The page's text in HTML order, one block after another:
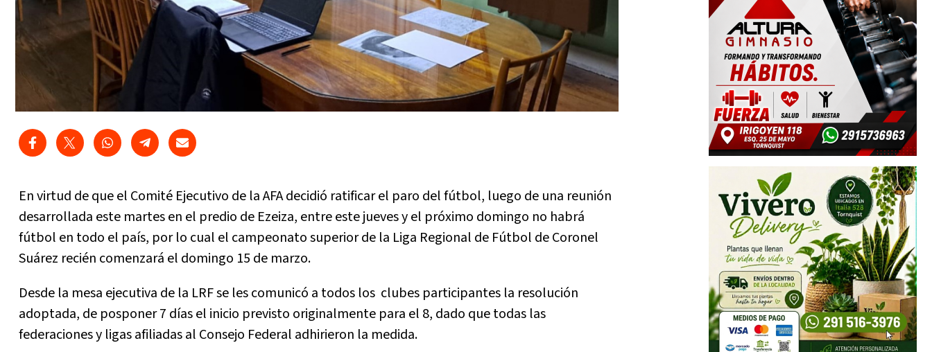
En virtud de que el Comité Ejecutivo de la AFA decidió ratificar el paro del fútbol, luego de una reunión
desarrollada este martes en el predio de Ezeiza, entre este jueves y el próximo domingo no habrá
fútbol en todo el país, por lo cual el campeonato superior de la Liga Regional de Fútbol de Coronel
Suárez recién comenzará el domingo 15 de marzo.
Desde la mesa ejecutiva de la LRF se les comunicó a todos los clubes participantes la resolución
adoptada, de posponer 7 días el inicio previsto originalmente para el 8, dado que todas las
federaciones y ligas afiliadas al Consejo Federal adhirieron la medida.